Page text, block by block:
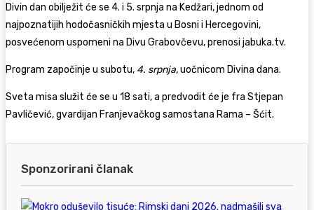
Divin dan obilježit će se 4. i 5. srpnja na Kedžari, jednom od
najpoznatijih hodočasničkih mjesta u Bosni i Hercegovini,
posvećenom uspomeni na Divu Grabovčevu, prenosi jabuka.tv.
Program započinje u subotu, 4. srpnja,uočnicom Divina dana.
Sveta misa služit će se u 18 sati, a predvodit će je fra Stjepan
Pavličević, gvardijan Franjevačkog samostana Rama – Šćit.
Sponzorirani članak